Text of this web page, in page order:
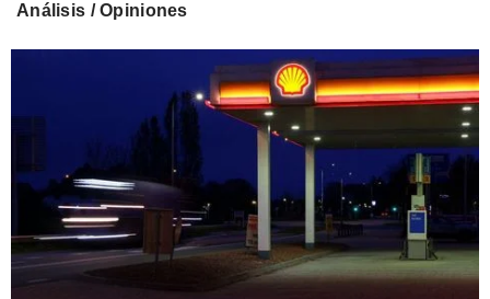
Análisis / Opiniones